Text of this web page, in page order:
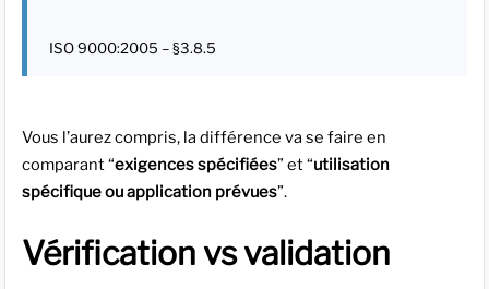
ISO 9000:2005 – §3.8.5
Vous l’aurez compris, la différence va se faire en
comparant “exigences spécifiées” et “utilisation
spécifique ou application prévues”.
Vérification vs validation